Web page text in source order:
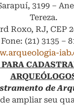
3199 –
Tereza.
Roxo, RJ, CEP
Fone: (21) 3135 –
de
ampliar seu